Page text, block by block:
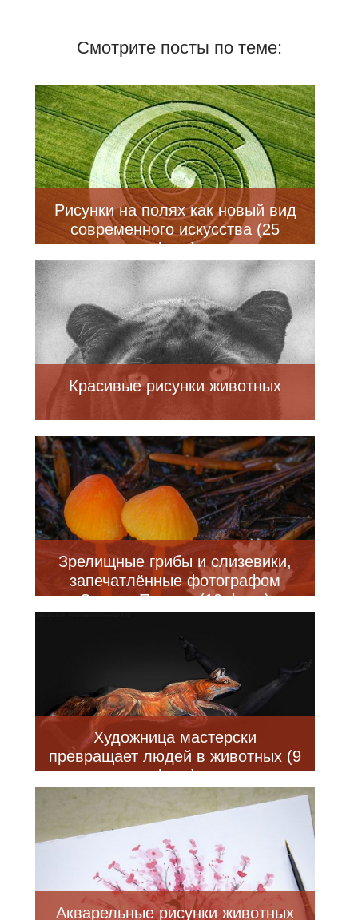
Смотрите посты по теме:
Рисунки на полях как новый вид
современного искусства (25
фото)
Красивые рисунки животных
Зрелищные грибы и слизевики,
запечатлённые фотографом
Элисон Поллак (10 фото)
Художница мастерски
превращает людей в животных (9
фото)
Акварельные рисунки животных